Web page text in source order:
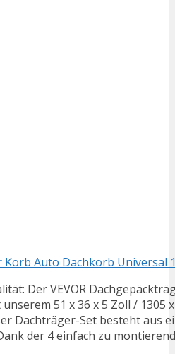
Auto Dachkorb Universal
Der VEVOR
51 x 36 x 5 Zoll / 1305
Dachträger-Set besteht aus
der 4 einfach zu